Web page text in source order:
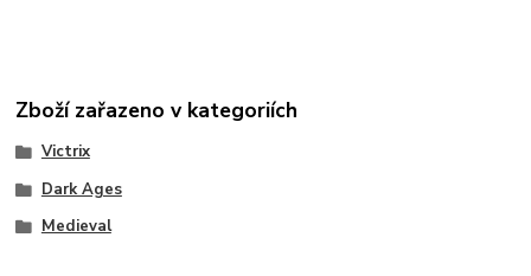
Zboží zařazeno v kategoriích
Victrix
Dark Ages
Medieval